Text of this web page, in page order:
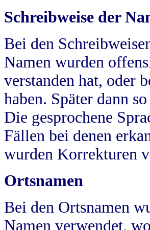
Schreibweise der
Bei den
Namen wurden
verstanden hat, oder
haben. Später dann
Die gesprochene
Fällen bei denen
wurden Korrekturen
Ortsnamen
Bei den Ortsnamen
Namen verwendet,